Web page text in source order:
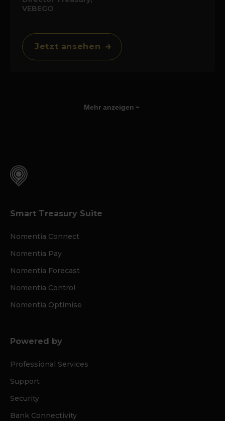
VEBEGO
Jetzt ansehen
Mehr anzeigen
Smart Treasury Suite
Nomentia Connect
Nomentia Pay
Nomentia Forecast
Nomentia Control
Nomentia Optimise
Powered by
Professional Services
Support
Security
Bank Connectivity